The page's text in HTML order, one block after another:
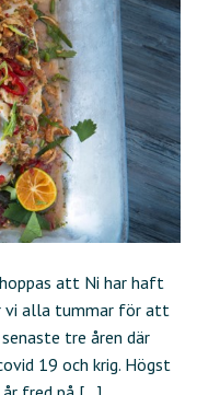
att Ni har haft
vi alla tummar för att
tre åren där
19 och krig. Högst